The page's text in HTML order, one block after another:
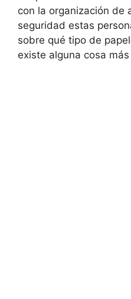
con la organización de
seguridad estas
sobre qué tipo de
existe alguna cosa